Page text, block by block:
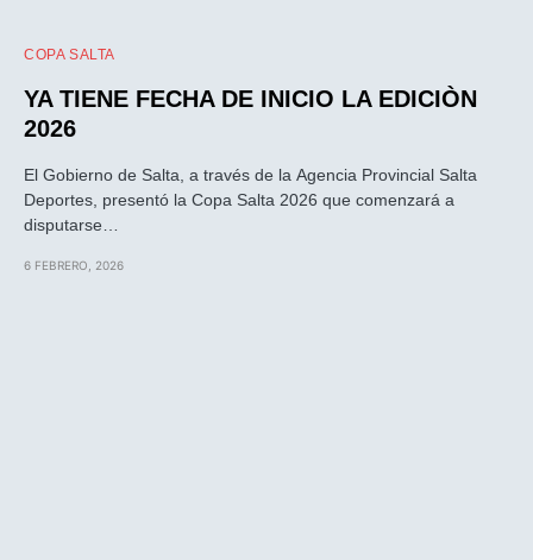
COPA SALTA
YA TIENE FECHA DE INICIO LA EDICIÒN
2026
El Gobierno de Salta, a través de la Agencia Provincial Salta
Deportes, presentó la Copa Salta 2026 que comenzará a
disputarse…
6 FEBRERO, 2026